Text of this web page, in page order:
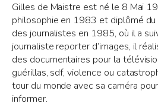
Gilles de Maistre est né le 8 Mai
philosophie en 1983 et diplômé
des journalistes en 1985, où il a
journaliste reporter d’images, il
des documentaires pour la
guérillas, sdf, violence ou
tour du monde avec sa caméra
informer.